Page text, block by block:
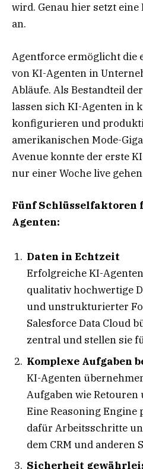
wird. Genau hier setzt
an.
Agentforce ermöglicht die
von KI-Agenten in
Abläufe. Als Bestandteil
lassen sich KI-Agenten in
konfigurieren und
amerikanischen Mode-
Avenue konnte der erste
nur einer Woche live
Fünf Schlüsselfaktoren
Agenten:
Daten in Echtzeit
Erfolgreiche KI-
qualitativ hochwertige
und unstrukturierter
Salesforce Data Cloud
zentral und stellen sie
Komplexe Aufgaben
KI-Agenten
Aufgaben wie
Eine Reasoning Engine
dafür Arbeitsschritte
dem CRM und anderen
Sicherheit